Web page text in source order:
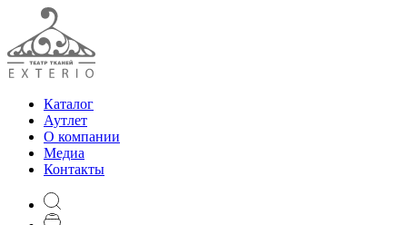
Каталог
Аутлет
О компании
Медиа
Контакты